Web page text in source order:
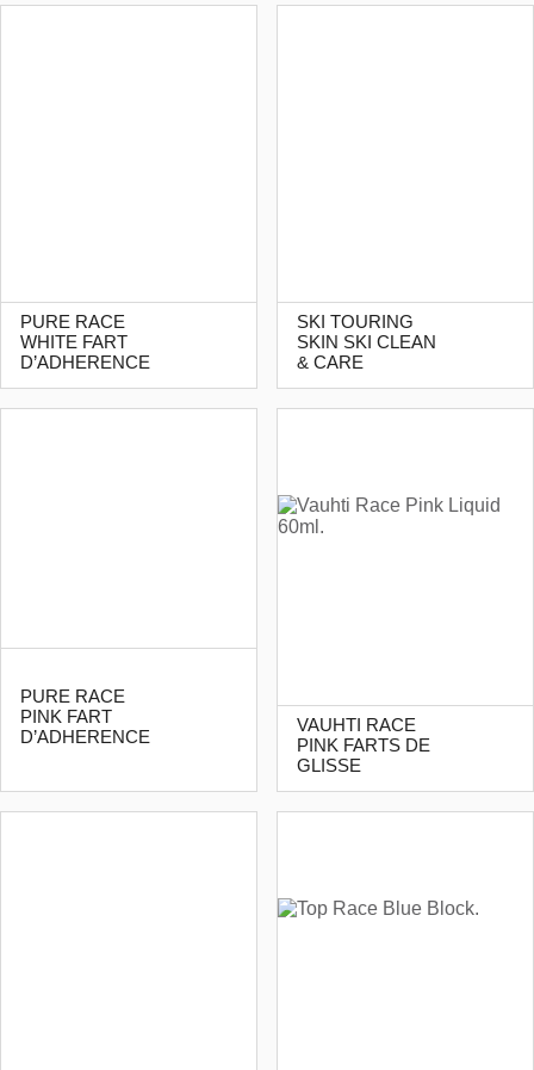
PURE RACE
WHITE FART
D’ADHERENCE
SKI TOURING
SKIN SKI CLEAN
& CARE
PURE RACE
PINK FART
D’ADHERENCE
VAUHTI RACE
PINK FARTS DE
GLISSE